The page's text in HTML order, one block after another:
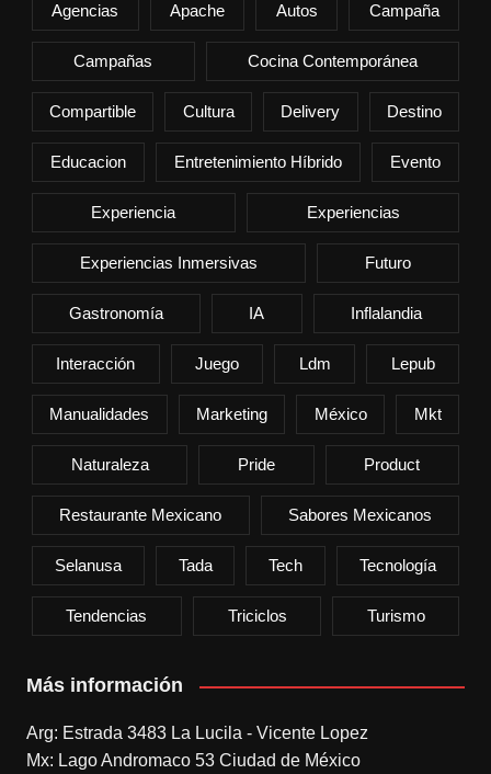
Agencias Apache Autos Campaña
Campañas Cocina Contemporánea
Compartible Cultura Delivery Destino
Educacion Entretenimiento Híbrido Evento
Experiencia Experiencias
Experiencias Inmersivas Futuro
Gastronomía IA Inflalandia
Interacción Juego Ldm Lepub
Manualidades Marketing México Mkt
Naturaleza Pride Product
Restaurante Mexicano Sabores Mexicanos
Selanusa Tada Tech Tecnología
Tendencias Triciclos Turismo
Más información
Arg: Estrada 3483 La Lucila - Vicente Lopez
Mx: Lago Andromaco 53 Ciudad de México